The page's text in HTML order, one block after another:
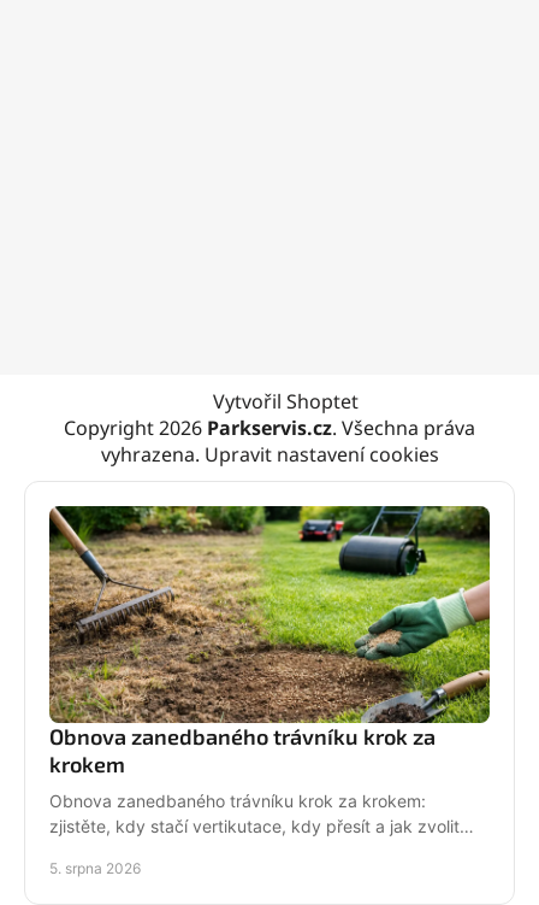
Vytvořil Shoptet
Copyright 2026 Parkservis.cz. Všechna práva
vyhrazena. Upravit nastavení cookies
Obnova zanedbaného trávníku krok za
krokem
Obnova zanedbaného trávníku krok za krokem:
zjistěte, kdy stačí vertikutace, kdy přesít a jak zvolit
chyb
5. srpna 2026